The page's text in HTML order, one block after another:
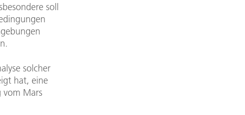
soll
solcher
hat, eine
vom Mars